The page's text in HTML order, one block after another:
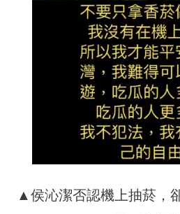
▲侯沁潔否認機上抽菸，